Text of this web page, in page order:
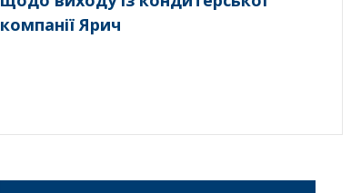
компанії Ярич